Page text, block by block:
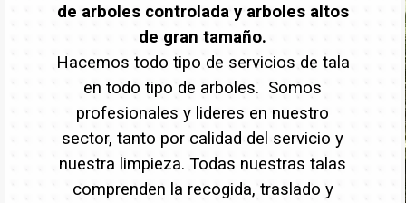
de arboles controlada y arboles altos
de gran tamaño.
Hacemos todo tipo de servicios de tala
en todo tipo de arboles. Somos
profesionales y lideres en nuestro
sector, tanto por calidad del servicio y
nuestra limpieza. Todas nuestras talas
comprenden la recogida, traslado y